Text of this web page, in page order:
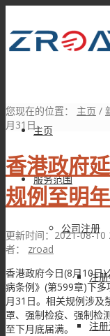
主页
服务范围
公司注册
注
注
您现在的位置： 主页 /
月31日...
香港政府
规例至明
更新时间：2021-08-10
者： zroad
香港政府今日(8月10日
病条例》(第599章)下
月31日。相关规例涉及
罩、强制检疫、强制检
至下月底届满。